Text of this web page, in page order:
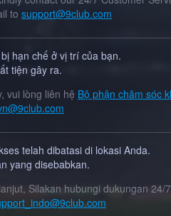
to support@9club.com
hạn chế ở vị trí của bạn.
tiện gây ra.
vui lòng liên hệ Bộ phận chăm sóc
telah dibatasi di lokasi Anda.
yang disebabkan.
Silakan hubungi dukungan 24/7